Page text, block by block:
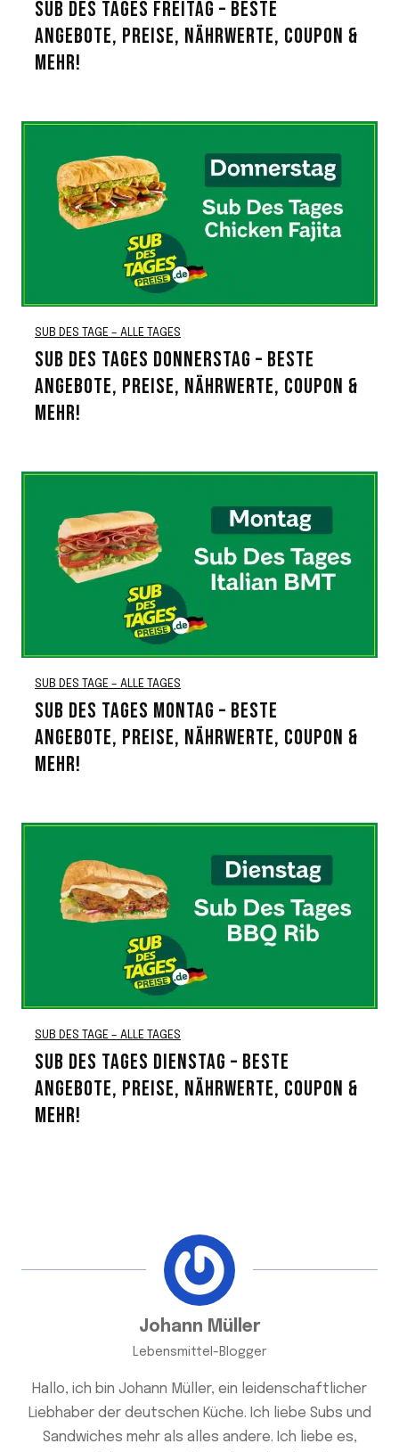
SUB DES TAGES FREITAG – BESTE
ANGEBOTE, PREISE, NÄHRWERTE, COUPON &
MEHR!
SUB DES TAGE – ALLE TAGES
SUB DES TAGES DONNERSTAG – BESTE
ANGEBOTE, PREISE, NÄHRWERTE, COUPON &
MEHR!
SUB DES TAGE – ALLE TAGES
SUB DES TAGES MONTAG – BESTE
ANGEBOTE, PREISE, NÄHRWERTE, COUPON &
MEHR!
SUB DES TAGE – ALLE TAGES
SUB DES TAGES DIENSTAG – BESTE
ANGEBOTE, PREISE, NÄHRWERTE, COUPON &
MEHR!
Johann Müller
Lebensmittel-Blogger
Hallo, ich bin Johann Müller, ein leidenschaftlicher
Liebhaber der deutschen Küche. Ich liebe Subs und
Sandwiches mehr als alles andere. Ich liebe es,